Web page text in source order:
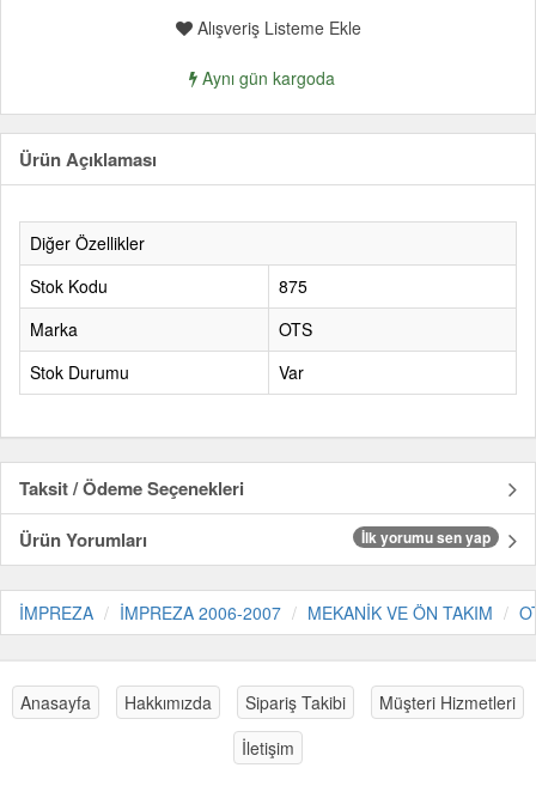
Alışveriş Listeme Ekle
Aynı gün kargoda
Ürün Açıklaması
Diğer Özellikler
Stok Kodu
875
Marka
OTS
Stok Durumu
Var
Taksit / Ödeme Seçenekleri
Ürün Yorumları
İlk yorumu sen yap
İMPREZA İMPREZA 2006-2007 MEKANİK VE ÖN TAKIM
Anasayfa Hakkımızda Sipariş Takibi
Müşteri Hizmetleri
İletişim